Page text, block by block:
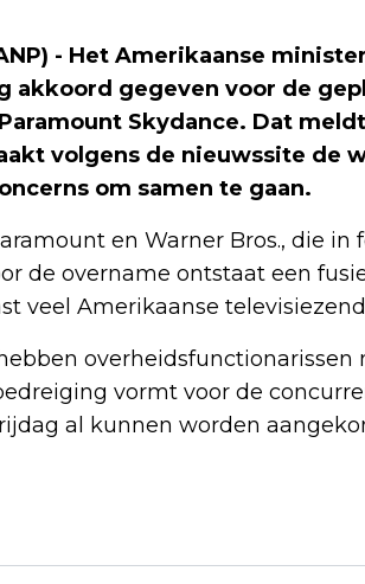
- Het Amerikaanse
akkoord gegeven voor de
Skydance. Dat
volgens de nieuwssite de
om samen te gaan.
en Warner Bros., die in
de overname ontstaat een
veel Amerikaanse
vormt voor de
al kunnen worden
EERSTE HANDELSDAG